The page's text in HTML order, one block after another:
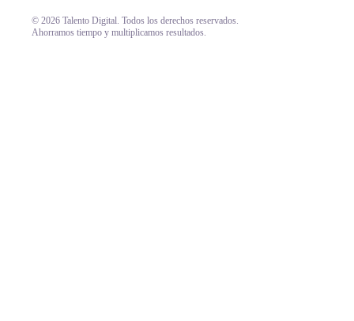
© 2026 Talento Digital. Todos los derechos reservados.
Ahorramos tiempo y multiplicamos resultados.